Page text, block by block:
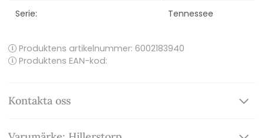
Serie: Tennessee
Produktens artikelnummer: 6002183940
Produktens EAN-kod:
Kontakta oss